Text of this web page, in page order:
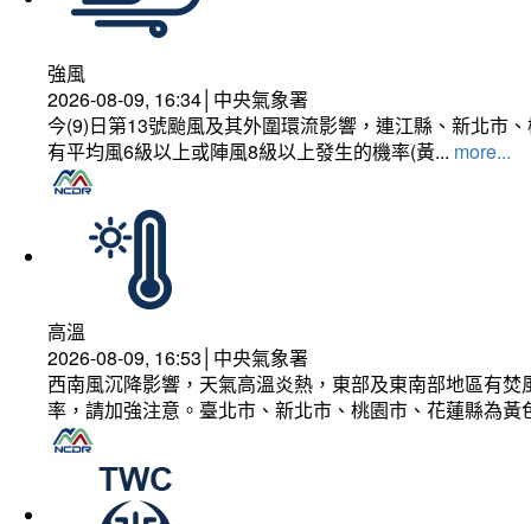
強風
2026-08-09, 16:34│中央氣象署
今(9)日第13號颱風及其外圍環流影響，連江縣、新北市
有平均風6級以上或陣風8級以上發生的機率(黃... more...
高溫
2026-08-09, 16:53│中央氣象署
西南風沉降影響，天氣高溫炎熱，東部及東南部地區有
率，請加強注意。臺北市、新北市、桃園市、花蓮縣為